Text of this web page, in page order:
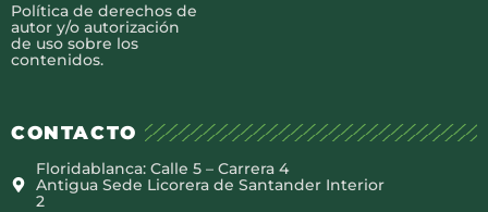
Política de derechos de
autor y/o autorización
de uso sobre los
contenidos.
CONTACTO
Floridablanca: Calle 5 – Carrera 4
Antigua Sede Licorera de Santander Interior
2